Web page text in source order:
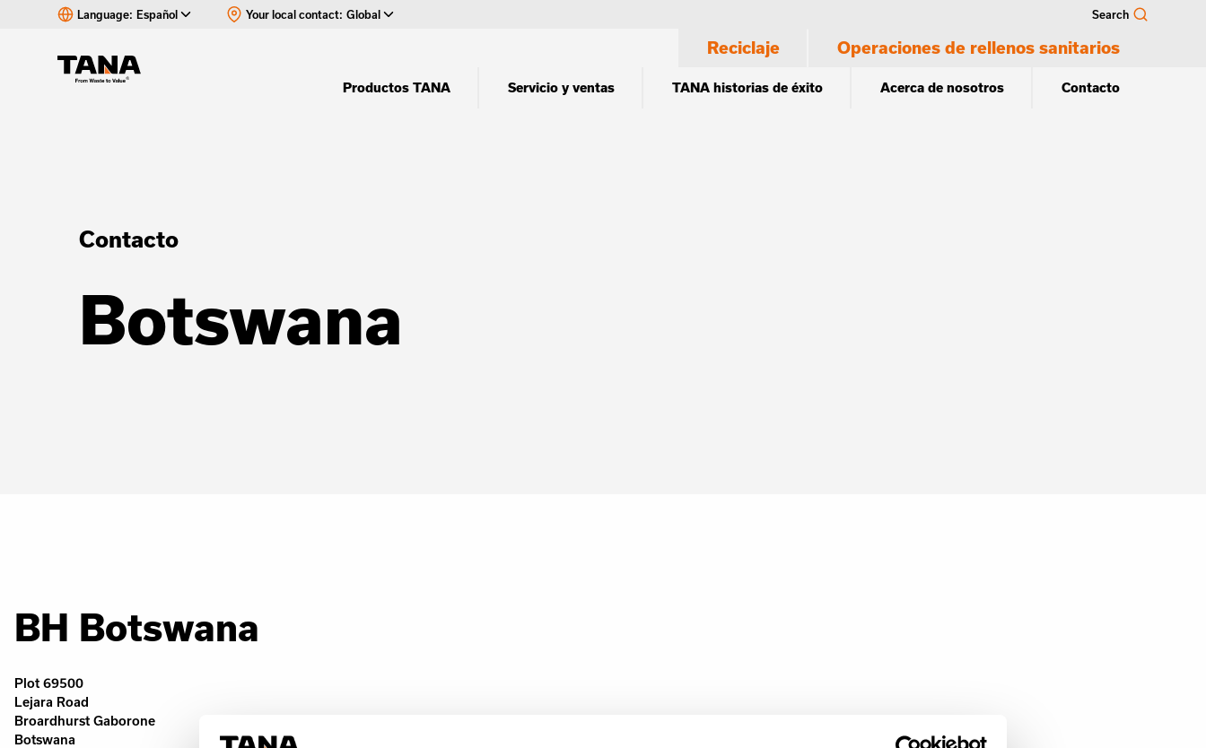
Language: Español Your local contact: Global Search
Reciclaje Operaciones de rellenos sanitarios
Productos TANA Servicio y ventas TANA historias de éxito Acerca de nosotros Contacto
Contacto
Botswana
BH Botswana
Plot 69500
Lejara Road
Broardhurst Gaborone
Botswana